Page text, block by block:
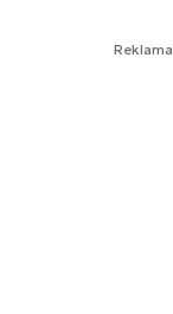
Reklama